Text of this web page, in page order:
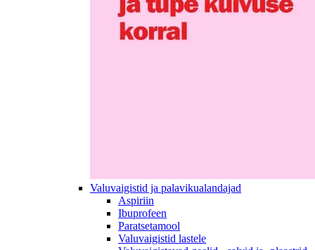
Valuvaigistid ja palavikualandajad
Aspiriin
Ibuprofeen
Paratsetamool
Valuvaigistid lastele